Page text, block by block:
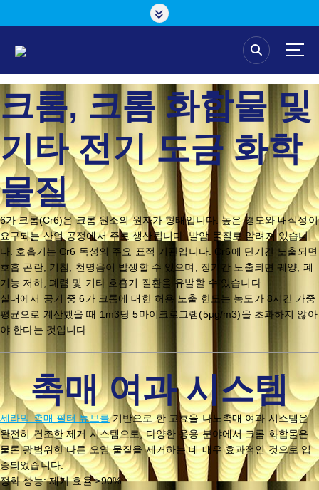
너
뛰
기
크롬, 크롬 화합물 및
기타 전기 도금 화학
물질
6가 크롬(Cr6)은 크롬 원소의 원자가 형태입니다. 높은 경도와 내식성이
요구되는 산업 공정에서 주로 생산됩니다. 발암 물질로 알려져 있습니
다. 호흡기는 Cr6 독성의 주요 표적 기관입니다. Cr6에 단기간 노출되면
호흡 곤란, 기침, 천명음이 발생할 수 있으며, 장기간 노출되면 궤양, 폐
기능 저하, 폐렴 및 기타 호흡기 질환을 유발할 수 있습니다.
실내에서 공기 중 6가 크롬에 대한 허용 노출 한도는 농도가 8시간 가중
평균으로 계산했을 때 1m3당 5마이크로그램(5µg/m3)을 초과하지 않아
야 한다는 것입니다.
촉매 여과 시스템
세라믹 촉매 필터 튜브를기반으로 한 고효율 나노촉매 여과 시스템은
완전히 건조한 제거 시스템으로, 다양한 응용 분야에서 크롬 화합물은
물론 광범위한 다른 오염 물질을 제거하는 데 매우 효과적인 것으로 입
증되었습니다.
정화 성능: 제거 효율 ≥90%.